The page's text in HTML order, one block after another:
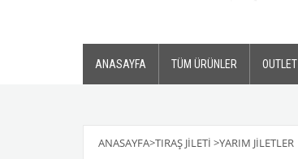
ANASAYFA TÜM ÜRÜNLER OUTLET
ANASAYFA>TIRAŞ JİLETİ >YARIM JİLETLER